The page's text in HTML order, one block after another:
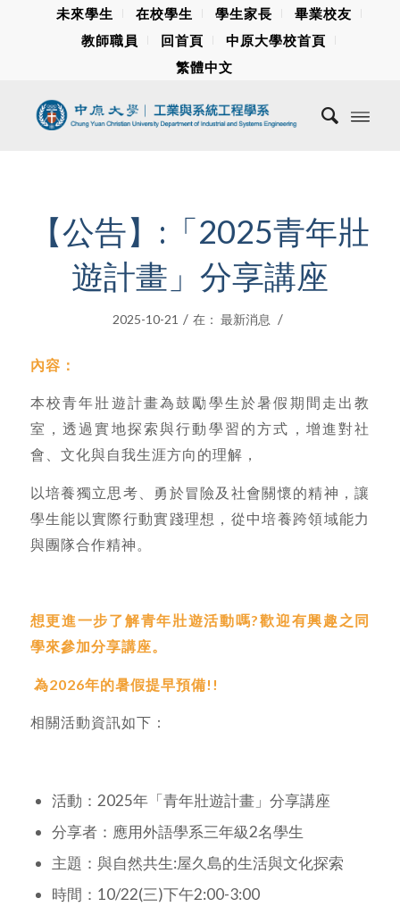
未來學生 在校學生 學生家長
畢業校友
教師職員
回首頁
中原大學校首頁
繁體中文
【公告】:「2025青年壯
遊計畫」分享講座
2025-10-21 / 在： 最新消息 /
內容：
本校青年壯遊計畫為鼓勵學生於暑假期間走出教
室，透過實地探索與行動學習的方式，增進對社
會、文化與自我生涯方向的理解，
以培養獨立思考、勇於冒險及社會關懷的精神，讓
學生能以實際行動實踐理想，從中培養跨領域能力
與團隊合作精神。
想更進一步了解青年壯遊活動嗎?歡迎有興趣之同
學來參加分享講座。
為2026年的暑假提早預備!!
相關活動資訊如下：
活動：2025年「青年壯遊計畫」分享講座
分享者：應用外語學系三年級2名學生
主題：與自然共生:屋久島的生活與文化探索
時間：10/22(三)下午2:00-3:00